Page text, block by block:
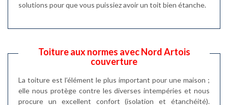
solutions pour que vous puissiez avoir un toit bien étanche.
Toiture aux normes avec Nord Artois
couverture
La toiture est l’élément le plus important pour une maison ;
elle nous protège contre les diverses intempéries et nous
procure un excellent confort (isolation et étanchéité).